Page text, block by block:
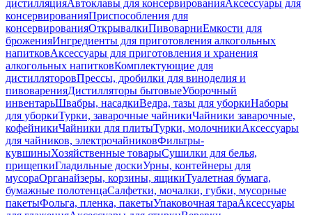
дистилляцияАвтоклавы для консервированияАксессуары для
консервированияПриспособления для
консервированияОткрывалкиПивоварниЕмкости для
броженияИнгредиенты для приготовления алкогольных
напитковАксессуары для приготовления и хранения
алкогольных напитковКомплектующие для
дистилляторовПрессы, дробилки для виноделия и
пивоваренияДистилляторы бытовыеУборочный
инвентарьШвабры, насадкиВедра, тазы для уборкиНаборы
для уборкиТурки, заварочные чайникиЧайники заварочные,
кофейникиЧайники для плитыТурки, молочникиАксессуары
для чайников, электрочайниковФильтры-
кувшиныХозяйственные товарыСушилки для белья,
прищепкиГладильные доскиУрны, контейнеры для
мусораОрганайзеры, корзины, ящикиТуалетная бумага,
бумажные полотенцаСалфетки, мочалки, губки, мусорные
пакетыФольга, пленка, пакетыУпаковочная тараАксессуары